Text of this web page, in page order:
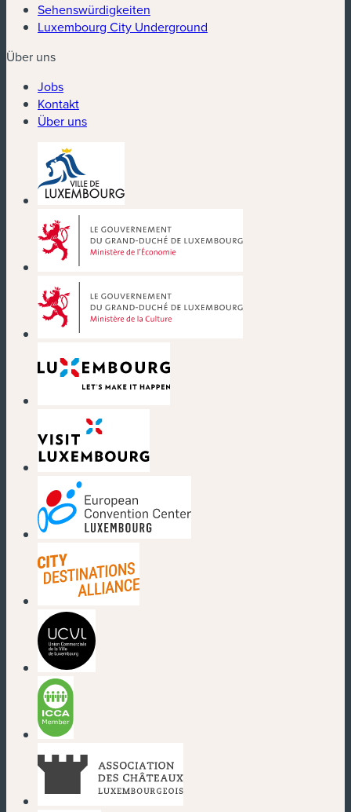
Sehenswürdigkeiten
Luxembourg City Underground
Über uns
Jobs
Kontakt
Über uns